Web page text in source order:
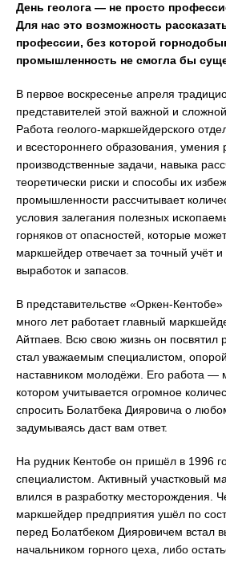
День геолога — не просто
Для нас это возможность
профессии, без которой
промышленность не смогла бы
В первое воскресенье апреля
представителей этой важной и
Работа геолого-маркшейдерского
и всестороннего образования, умения
производственные задачи, навыка
теоретически риски и способы их
промышленности рассчитывает
условия залегания полезных
горняков от опасностей, которые
маркшейдер отвечает за точный учёт
выработок и запасов.
В представительстве «Оркен-Кентобе»
много лет работает главный
Айтпаев. Всю свою жизнь он посвятил
стал уважаемым специалистом,
наставником молодёжи. Его работа —
котором учитывается огромное
спросить Болатбека Дияровича о
задумываясь даст вам ответ.
На рудник Кентобе он пришёл в 1996
специалистом. Активный участковый
влился в разработку месторождения.
маркшейдер предприятия ушёл по
перед Болатбеком Дияровичем встал
начальником горного цеха, либо